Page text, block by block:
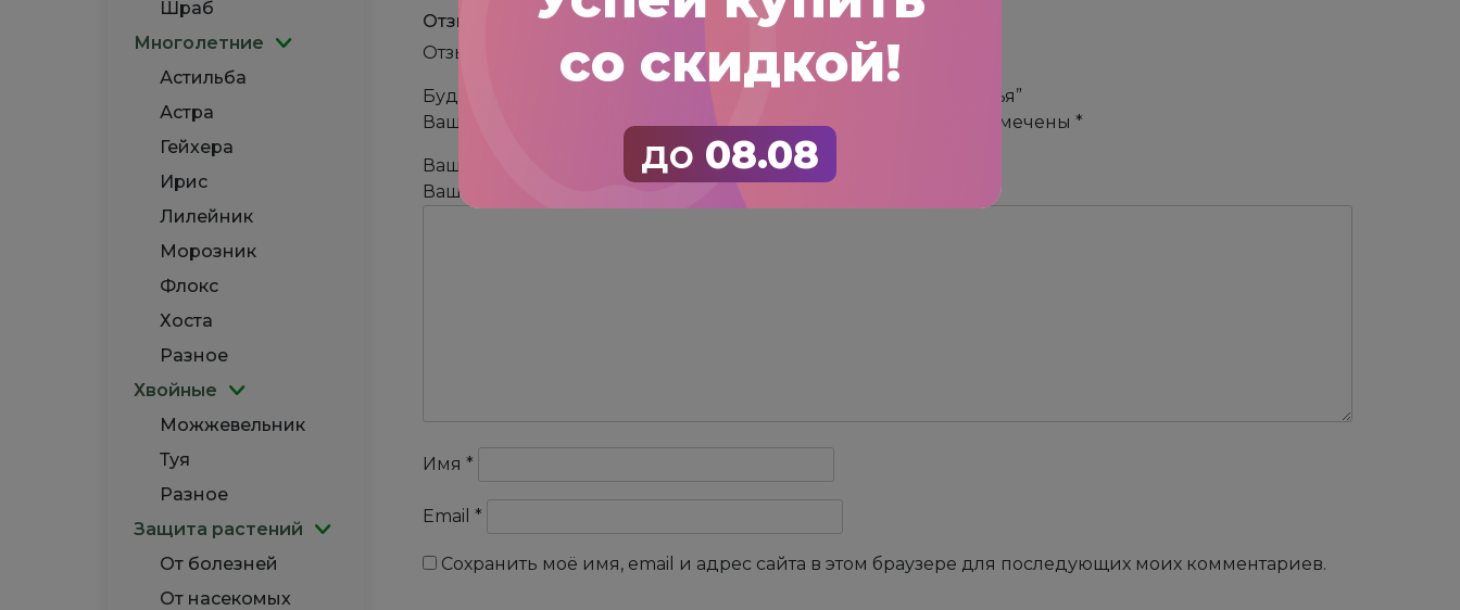
со скидкой!
до 08.08
Шраб
Многолетние
Астильба
Астра
Гейхера
Ирис
Лилейник
Морозник
Флокс
Хоста
Разное
Хвойные
Можжевельник
Туя
Разное
Защита растений
От болезней
От насекомых
Отзывы
Отзывов пока нет.
Будьте первым, кто оставил отзыв на “Смородина черная: Софья”
Ваш адрес email не будет опубликован. Обязательные поля помечены *
Ваша оценка
Ваш отзыв
Имя *
Email *
Сохранить моё имя, email и адрес сайта в этом браузере для последующих моих комментариев.